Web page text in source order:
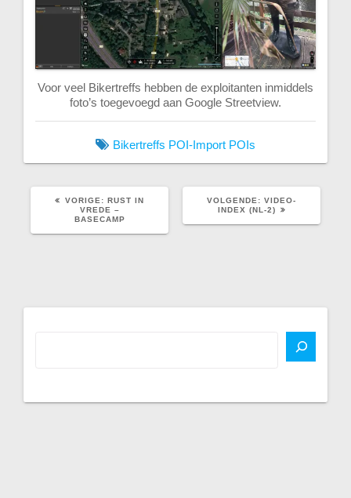
Voor veel Bikertreffs hebben de exploitanten inmiddels
foto’s toegevoegd aan Google Streetview.
Bikertreffs POI-Import POIs
VORIGE: VORIG
BERICHT:
RUST IN
VREDE –
BASECAMP
VOLGENDE: VOLGEND
BERICHT:
VIDEO-
INDEX (NL-2)